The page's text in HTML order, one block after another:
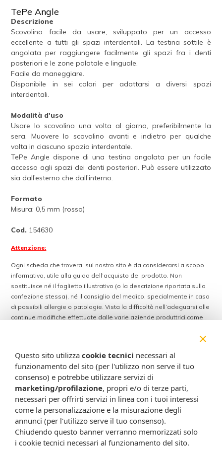
TePe Angle
Descrizione
Scovolino facile da usare, sviluppato per un accesso
eccellente a tutti gli spazi interdentali. La testina sottile è
angolata per raggiungere facilmente gli spazi fra i denti
posteriori e le zone palatale e linguale.
Facile da maneggiare.
Disponibile in sei colori per adattarsi a diversi spazi
interdentali.
Modalità d'uso
Usare lo scovolino una volta al giorno, preferibilmente la
sera. Muovere lo scovolino avanti e indietro per qualche
volta in ciascuno spazio interdentale.
TePe Angle dispone di una testina angolata per un facile
accesso agli spazi dei denti posteriori. Può essere utilizzato
sia dall’esterno che dall’interno.
Formato
Misura: 0,5 mm (rosso)
Cod. 154630
Attenzione:
Ogni scheda che troverai sul nostro sito è da considerarsi a scopo
informativo, utile alla guida dell’acquisto del prodotto. Non
sostituisce né il foglietto illustrativo (o la descrizione riportata sulla
confezione stessa), né il consiglio del medico, specialmente in caso
di possibili allergie o patologie. Vista la difficoltà nell’adeguarsi alle
continue modifiche effettuate dalle varie aziende produttrici come
alcuna responsabilità in caso di schede prodotto ed immagini non
aggiornate in tempo reale e presenza di errori o omissioni. Inoltre
non si assumono responsabilità in caso di qualsiasi problema
causato dall’accesso delle informazioni riportate sul sito
shop.farmaciacavalieri.it.
ISCRIVITI ALLA NEWSLETTER
×
Questo sito utilizza cookie tecnici necessari al
funzionamento del sito (per l'utilizzo non serve il tuo
consenso) e potrebbe utilizzare servizi di
marketing/profilazione, propri e/o di terze parti,
necessari per offrirti servizi in linea con i tuoi interessi
come la personalizzazione e la misurazione degli
annunci (per l'utilizzo serve il tuo consenso).
Chiudendo questo banner verranno memorizzati solo
i cookie tecnici necessari al funzionamento del sito.